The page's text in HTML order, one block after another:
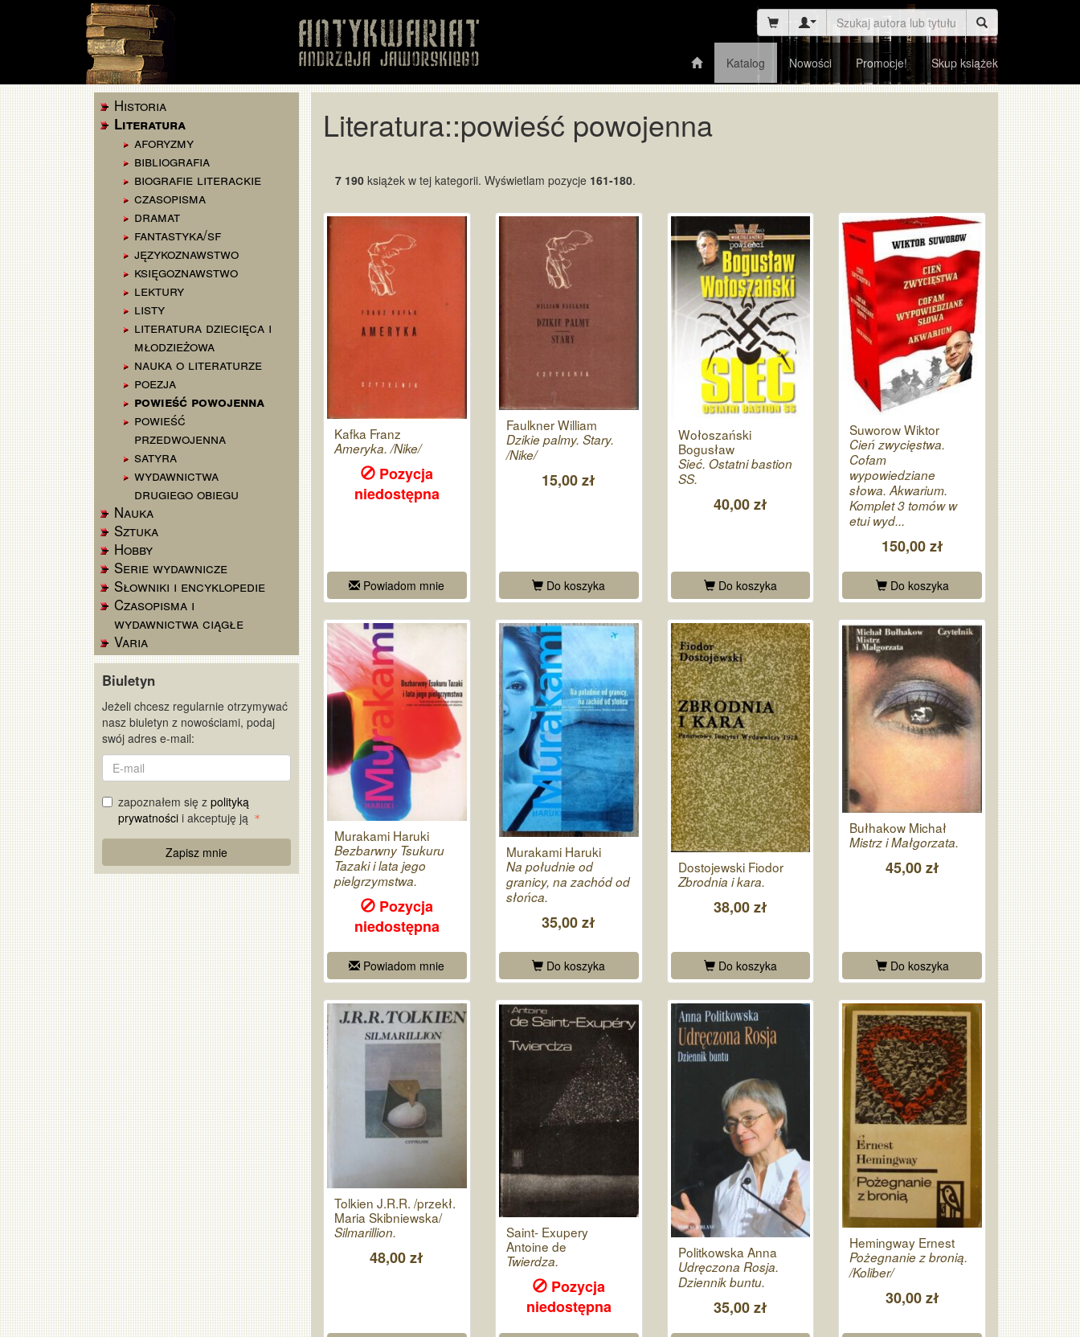
Katalog Nowości Promocje! Skup książek
Historia
Literatura
aforyzmy
bibliografia
biografie literackie
czasopisma
dramat
fantastyka/sf
językoznawstwo
księgoznawstwo
lektury
listy
literatura dziecięca i
młodzieżowa
nauka o literaturze
poezja
powieść powojenna
powieść
przedwojenna
satyra
wydawnictwa
drugiego obiegu
Nauka
Sztuka
Hobby
Serie wydawnicze
Słowniki i encyklopedie
Czasopisma i
wydawnictwa ciągłe
Varia
Biuletyn
Jeżeli chcesz regularnie otrzymywać
nasz biuletyn z nowościami, podaj
swój adres e-mail:
E-
mail
zapoznałem się z polityką
prywatności i akceptuję ją
Captcha
Zapisz mnie
Literatura::powieść powojenna
7 190 książek w tej kategorii. Wyświetlam pozycje 161-180.
Kafka Franz
Ameryka. /Nike/
Pozycja
niedostępna
Powiadom mnie
Faulkner William
Dzikie palmy. Stary.
/Nike/
15,00 zł
Do koszyka
Wołoszański
Bogusław
Sieć. Ostatni bastion
SS.
40,00 zł
Do koszyka
Suworow Wiktor
Cień zwycięstwa.
Cofam
wypowiedziane
słowa. Akwarium.
Komplet 3 tomów w
etui wyd...
150,00 zł
Do koszyka
Murakami Haruki
Bezbarwny Tsukuru
Tazaki i lata jego
pielgrzymstwa.
Pozycja
niedostępna
Powiadom mnie
Murakami Haruki
Na południe od
granicy, na zachód od
słońca.
35,00 zł
Do koszyka
Dostojewski Fiodor
Zbrodnia i kara.
38,00 zł
Do koszyka
Bułhakow Michał
Mistrz i Małgorzata.
45,00 zł
Do koszyka
Tolkien J.R.R. /przekł.
Maria Skibniewska/
Silmarillion.
48,00 zł
Saint- Exupery
Antoine de
Twierdza.
Pozycja
niedostępna
Politkowska Anna
Udręczona Rosja.
Dziennik buntu.
35,00 zł
Hemingway Ernest
Pożegnanie z bronią.
/Koliber/
30,00 zł